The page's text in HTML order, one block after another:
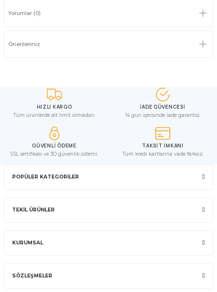
Yorumlar (0)
Önerileriniz
HIZLI KARGO
Tüm ürünlerde alt limit olmadan.
İADE GÜVENCESİ
14 gün içerisinde iade garantisi.
GÜVENLİ ÖDEME
SSL sertifikası ve 3D güvenlik sistemi.
TAKSİT İMKANI
Tüm kredi kartlarına vade farksız.
POPÜLER KATEGORİLER
TEKİL ÜRÜNLER
KURUMSAL
SÖZLEŞMELER